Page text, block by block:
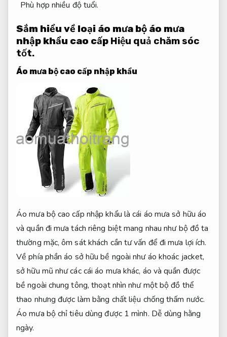
Phù hợp nhiều độ tuổi.
Sắm hiểu về loại áo mưa bộ áo mưa
nhập khẩu cao cấp Hiệu quả chăm sóc
tốt.
Áo mưa bộ cao cấp nhập khẩu
Áo mưa bộ cao cấp nhập khẩu là cái áo mưa sở hữu áo
và quần đi mưa tách riêng biệt mang nhau như bộ đồ ta
thường mặc, ôm sát khách cần tư vấn để đi mưa lợi ích.
Về phía phần áo sở hữu bề ngoài như áo khoác jacket,
sở hữu mũ như các cái áo mưa khác, áo và quần được
bề ngoài chung tông, thoạt nhìn như một bộ đồ thể
thao nhưng được làm bằng chất liệu chống thấm nước.
Áo mưa bộ chỉ tiêu dùng được 1 mình. Dễ dùng hằng
ngày.